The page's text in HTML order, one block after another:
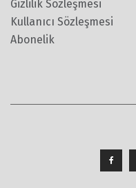
Gizlilik Sözleşmesi
Kullanıcı Sözleşmesi
Abonelik